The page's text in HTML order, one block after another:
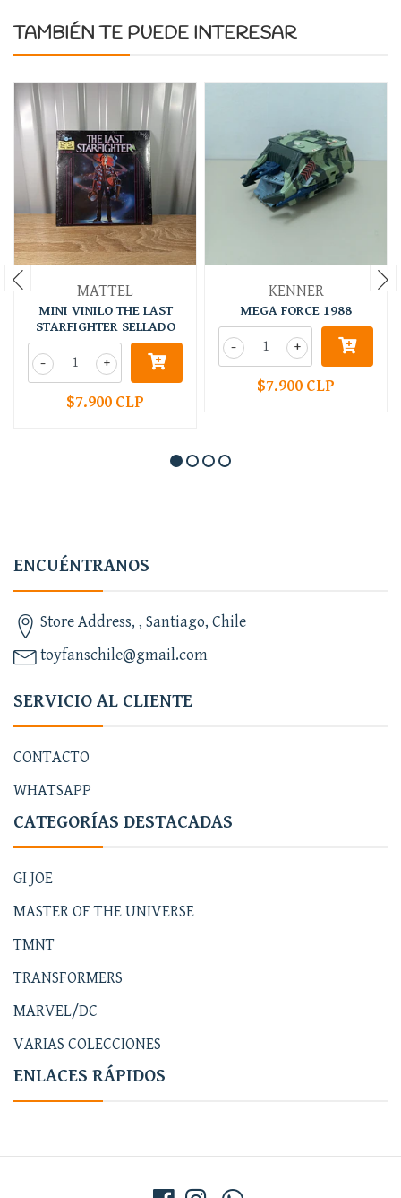
TAMBIÉN TE PUEDE INTERESAR
MATTEL
MINI VINILO THE LAST
STARFIGHTER SELLADO
+
-
$7.900 CLP
KENNER
MEGA FORCE 1988
+
-
$7.900 CLP
ENCUÉNTRANOS
Store Address, , Santiago, Chile
toyfanschile@gmail.com
SERVICIO AL CLIENTE
CONTACTO
WHATSAPP
CATEGORÍAS DESTACADAS
GI JOE
MASTER OF THE UNIVERSE
TMNT
TRANSFORMERS
MARVEL/DC
VARIAS COLECCIONES
ENLACES RÁPIDOS